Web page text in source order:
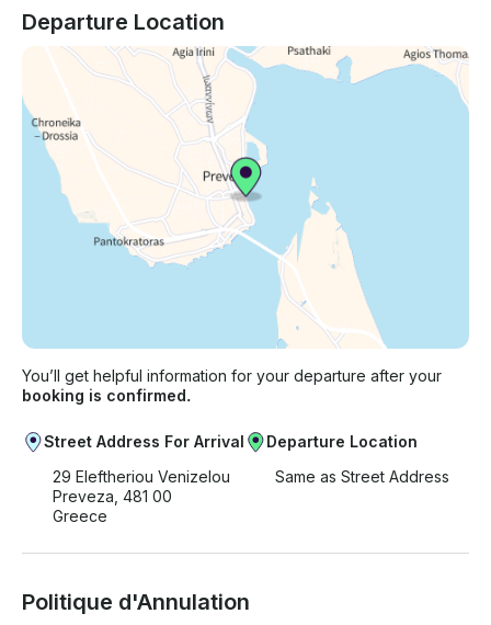
Departure Location
You’ll get helpful information for your departure after your
booking is confirmed.
Street Address For Arrival
29 Eleftheriou Venizelou
Preveza, 481 00
Greece
Departure Location
Same as Street Address
Politique d'Annulation